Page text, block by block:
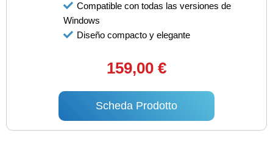
Compatible con todas las versiones de
Windows
Diseño compacto y elegante
159,00 €
Scheda Prodotto